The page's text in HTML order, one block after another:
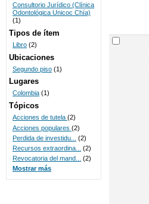
Consultorio Jurídico (Clínica
Odontológica Unicoc Chía)
(1)
Tipos de ítem
Libro (2)
Ubicaciones
Segundo piso (1)
Lugares
Colombia (1)
Tópicos
Acciones de tutela (2)
Acciones populares (2)
Perdida de investidu...
(2)
Recursos extraordina...
(2)
Revocatoria del mand...
(2)
Mostrar más